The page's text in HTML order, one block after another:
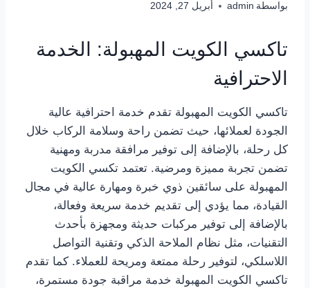
بواسطة admin أبريل 27, 2024
تاكسي الكويت المهبولة: الخدمة
الاحترافية
تاكسي الكويت المهبولة تقدم خدمة احترافية عالية
الجودة لعملائها، حيث تضمن راحة وسلامة الركاب خلال
كل رحلة، بالإضافة إلى توفير مرافقة مدربة ومهنية
تضمن تجربة مميزة ومرضية. تعتمد تكسي الكويت
المهبولة على سائقين ذوي خبرة ومهارة عالية في مجال
القيادة، مما يؤدي إلى تقديم خدمة سريعة وفعالة،
بالإضافة إلى توفير مركبات حديثة ومجهزة بأحدث
التقنيات، مثل نظام الملاحة الذكي وتقنية التواصل
اللاسلكي، لتوفير رحلة ممتعة ومريحة للعملاء. كما تقدم
تاكسي الكويت المهبولة خدمة مراقبة جودة مستمرة،